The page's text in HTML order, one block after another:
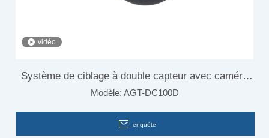
vidéo
Système de ciblage à double capteur avec caméra
drone
Modèle: AGT-DC100D
enquête